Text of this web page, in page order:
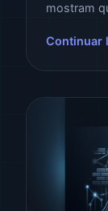
mostram
digital.
Continuar